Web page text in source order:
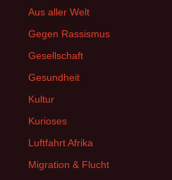
Aus aller Welt
Gegen Rassismus
Gesellschaft
Gesundheit
Kultur
Kurioses
Luftfahrt Afrika
Migration & Flucht